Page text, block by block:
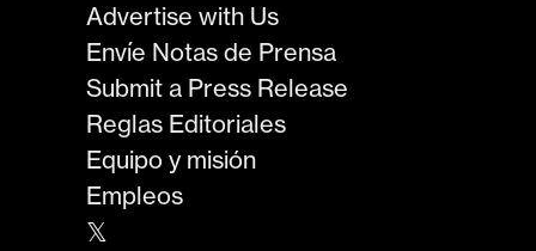
Advertise with Us
Envíe Notas de Prensa
Submit a Press Release
Reglas Editoriales
Equipo y misión
Empleos
𝕏